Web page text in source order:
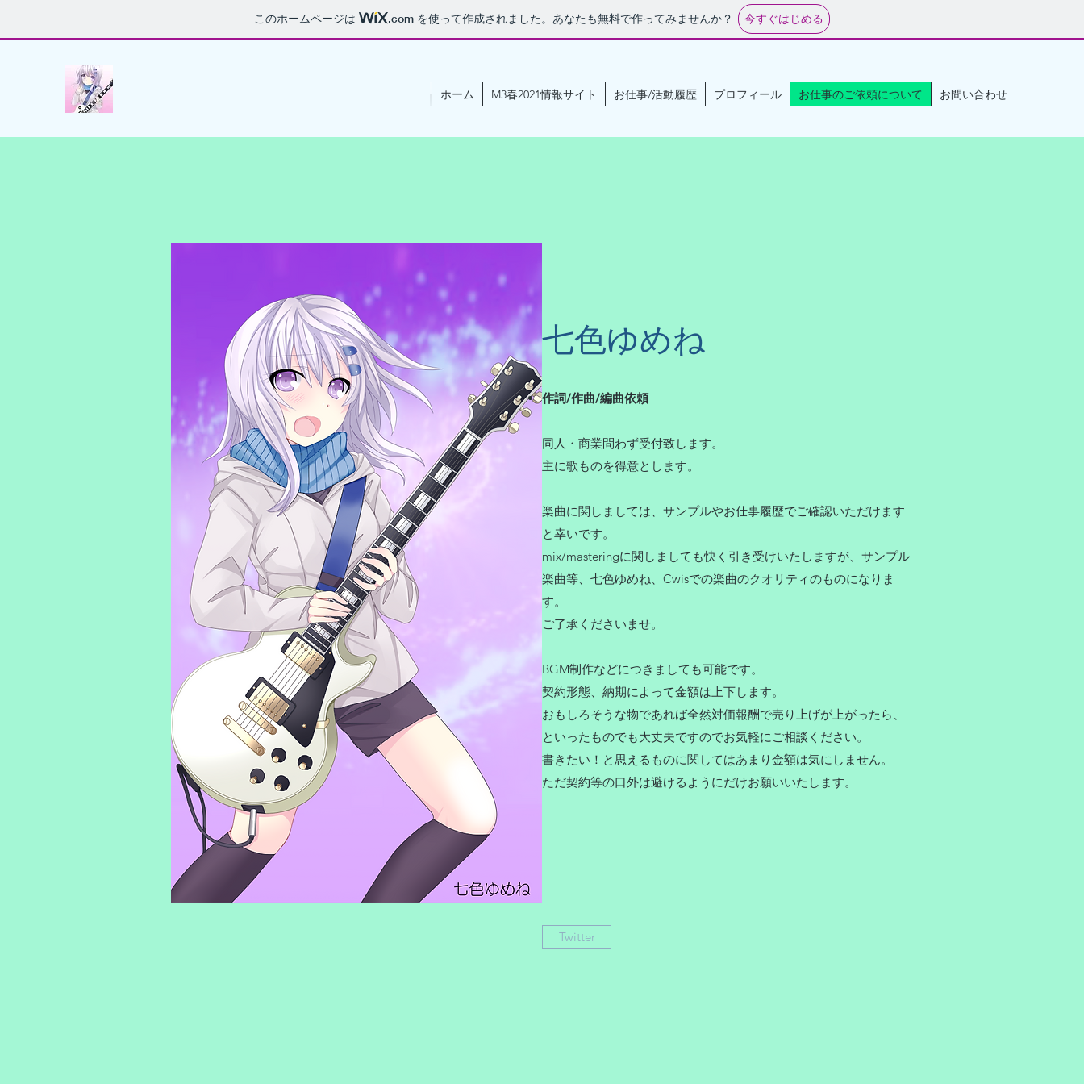
このホームページは .com を使って作成されました。あなたも無料で作ってみませんか？ 今すぐはじめる
ホーム M3春2021情報サイト お仕事/活動履歴 プロフィール お仕事のご依頼について お問い合わせ
七色ゆめね
作詞/作曲/編曲依頼
同人・商業問わず受付致します。
主に歌ものを得意とします。
楽曲に関しましては、サンプルやお仕事履歴でご確認いただけます
と幸いです。
mix/masteringに関しましても快く引き受けいたしますが、サンプル
楽曲等、七色ゆめね、Cwisでの楽曲のクオリティのものになりま
す。
ご了承くださいませ。
BGM制作などにつきましても可能です。
契約形態、納期によって金額は上下します。
おもしろそうな物であれば全然対価報酬で売り上げが上がったら、
といったものでも大丈夫ですのでお気軽にご相談ください。
書きたい！と思えるものに関してはあまり金額は気にしません。
ただ契約等の口外は避けるようにだけお願いいたします。
Twitter